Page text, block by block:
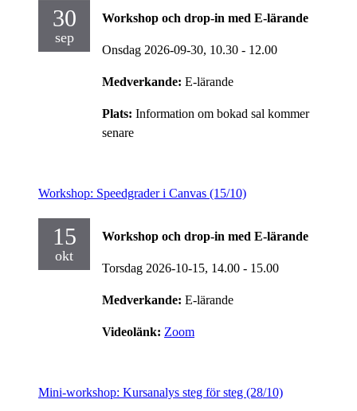
30
sep
Workshop och drop-in med E-lärande
Onsdag 2026-09-30, 10.30 - 12.00
Medverkande: E-lärande
Plats: Information om bokad sal kommer
senare
Workshop: Speedgrader i Canvas (15/10)
15
okt
Workshop och drop-in med E-lärande
Torsdag 2026-10-15, 14.00 - 15.00
Medverkande: E-lärande
Videolänk: Zoom
Mini-workshop: Kursanalys steg för steg (28/10)